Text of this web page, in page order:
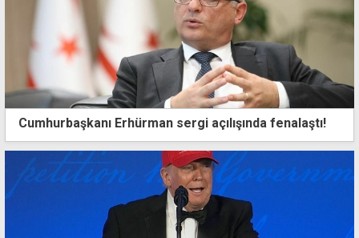
Cumhurbaşkanı Erhürman sergi açılışında fenalaştı!